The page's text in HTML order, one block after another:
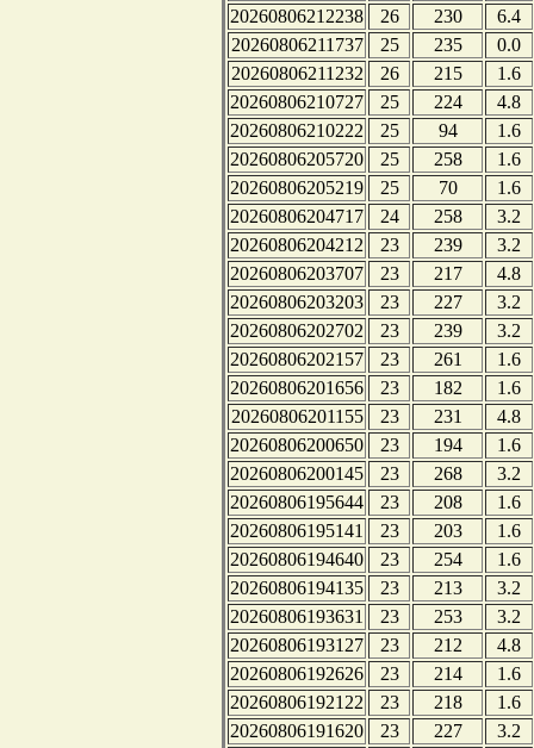
20260806212238 26 230
6.4
20260806211737
25 235
0.0
20260806211232
26 215
1.6
20260806210727
25 224
4.8
20260806210222
25 94
1.6
20260806205720
25 258
1.6
20260806205219
25 70
1.6
20260806204717
24 258
3.2
20260806204212
23 239
3.2
20260806203707
23 217
4.8
20260806203203
23 227
3.2
20260806202702
23 239
3.2
20260806202157
23 261
1.6
20260806201656
23 182
1.6
20260806201155
23 231
4.8
20260806200650
23 194
1.6
20260806200145
23 268
3.2
20260806195644
23 208
1.6
20260806195141
23 203
1.6
20260806194640
23 254
1.6
20260806194135
23 213
3.2
20260806193631
23 253
3.2
20260806193127
23 212
4.8
20260806192626
23 214
1.6
20260806192122
23 218
1.6
20260806191620
23 227
3.2